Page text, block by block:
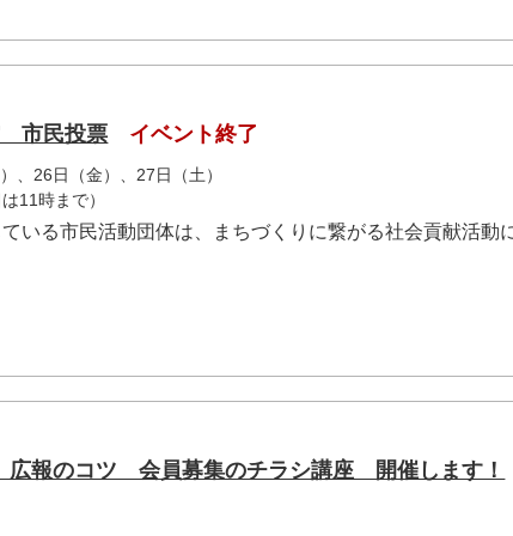
市民投票 イベント終了
、26日（金）、27日（土）
11時まで）
いる市民活動団体は、まちづくりに繋がる社会貢献活動
報のコツ 会員募集のチラシ講座 開催します！